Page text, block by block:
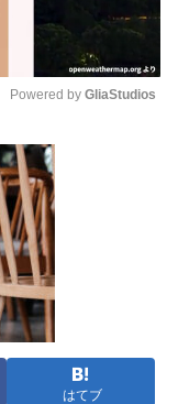
Powered by GliaStudios
はてブ